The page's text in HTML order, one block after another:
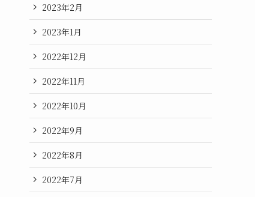
2023年2月
2023年1月
2022年12月
2022年11月
2022年10月
2022年9月
2022年8月
2022年7月